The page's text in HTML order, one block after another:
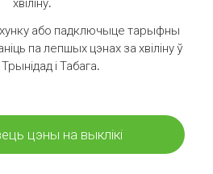
або падключыце тарыфны
па лепшых цэнах за хвіліну ў
і Табага.
цэны на выклікі